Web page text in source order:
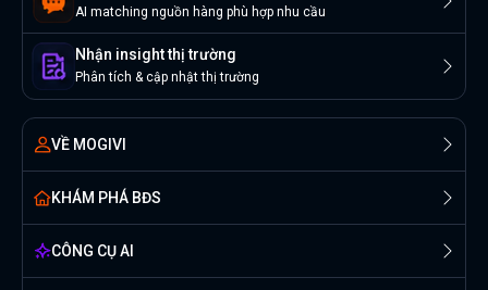
AI matching nguồn hàng phù hợp nhu cầu
Nhận insight thị trường
Phân tích & cập nhật thị trường
VỀ MOGIVI
KHÁM PHÁ BĐS
CÔNG CỤ AI